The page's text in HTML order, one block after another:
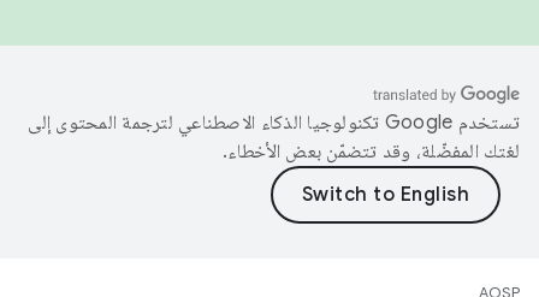
تستخدم Google تكنولوجيا الذكاء الاصطناعي لترجمة المحتوى إلى
لغتك المفضّلة، وقد تتضمّن بعض الأخطاء.
AOSP